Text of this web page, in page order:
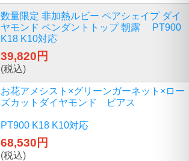
数量限定 非加熱ルビー ペアシェイプ ダイ
ヤモンド ペンダントトップ 朝露 PT900
K18 K10対応
39,820円
(税込)
お花アメシスト×グリーンガーネット×ロー
ズカットダイヤモンド ピアス
PT900 K18 K10対応
68,530円
(税込)